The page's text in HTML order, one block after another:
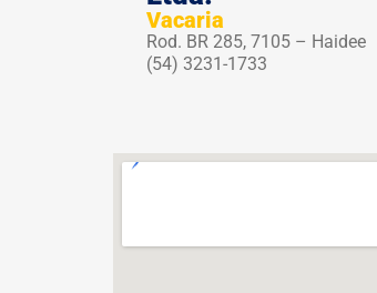
Vacaria
Rod. BR 285, 7105 – Haidee
(54) 3231-1733